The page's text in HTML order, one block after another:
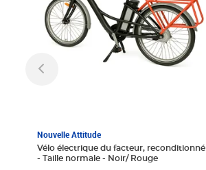
Nouvelle Attitude
Vélo électrique du facteur, reconditionné
- Taille normale - Noir/ Rouge